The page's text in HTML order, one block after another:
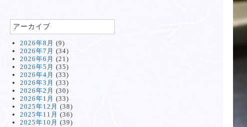
アーカイブ
2026年8月 (9)
2026年7月 (34)
2026年6月 (21)
2026年5月 (35)
2026年4月 (33)
2026年3月 (33)
2026年2月 (30)
2026年1月 (33)
2025年12月 (38)
2025年11月 (36)
2025年10月 (39)